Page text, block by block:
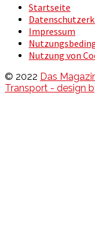
Startseite
Impressum
Nutzung von
© 2022 Das
Transport - design